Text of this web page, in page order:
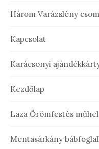
Három Varázslény
Kapcsolat
Karácsonyi
Kezdőlap
Laza Örömfestés
Mentasárkány